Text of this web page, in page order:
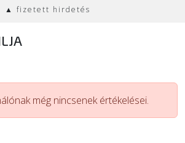
▲ fizetett hirdetés
még nincsenek értékelései.